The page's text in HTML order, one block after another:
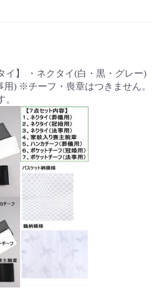
ける
イ】 ・ネクタイ(白・黒・グレー)
用) ※チーフ・喪章はつきません。